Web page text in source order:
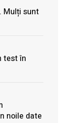
Mulți sunt
test în
noile date